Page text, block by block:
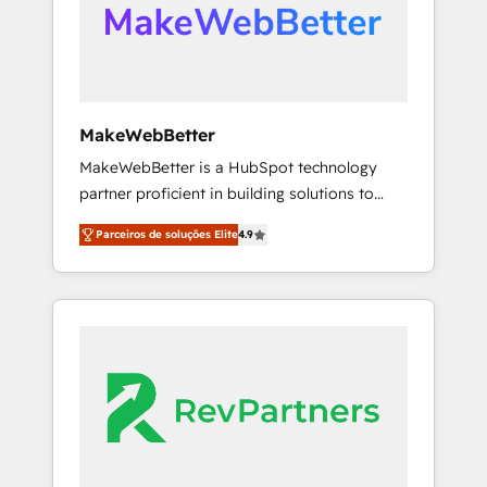
automation, we turn complexity into clarity,
human at global scale. 🏆 HubSpot’s CEO
MakeWebBetter
MakeWebBetter is a HubSpot technology
partner proficient in building solutions to
maximize the operational efficiency of
HubSpot. The fastest-growing tech-enabler &
facilitator, MakeWebBetter, hands you the
blend of HubSpot expertise & eminent
HubSpot Elite Partners with 10+ years of
HubSpot experience 🤝HubSpot Premier
Integration partner 🤝Google Premier Partner
Parceiros de soluções Elite4.9